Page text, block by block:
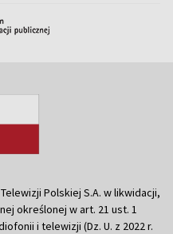
Polskiej S.A. w likwidacji,
określonej w art. 21 ust. 1
i telewizji (Dz. U. z 2022 r.